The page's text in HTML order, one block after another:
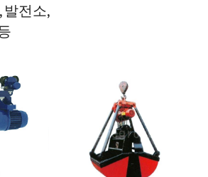
발전소,